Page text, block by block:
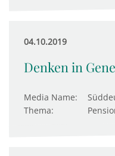
04.10.2019
Denken in
Media Name:
Thema: